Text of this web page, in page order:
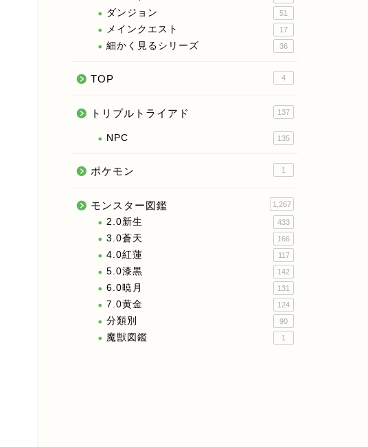
ダンジョン 51
メインクエスト 17
細かく見るシリーズ 36
TOP 4
トリプルトライアド 137
NPC 135
ポケモン 1
モンスター図鑑 1,267
2.0新生 433
3.0蒼天 166
4.0紅蓮 117
5.0漆黒 142
6.0暁月 131
7.0黄金 124
分類別 90
魔獣図鑑 1